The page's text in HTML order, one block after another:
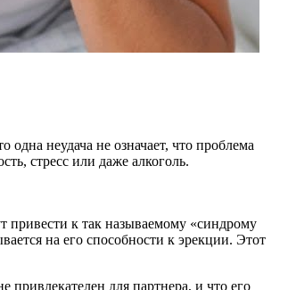
неудача не означает, что проблема
стресс или даже алкоголь.
привести к так называемому «синдрому
на его способности к эрекции. Этот
привлекателен для партнера, и что его